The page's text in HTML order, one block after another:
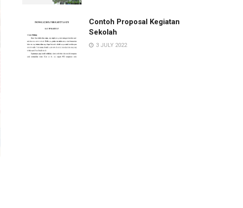
Contoh Proposal Kegiatan
Sekolah
3 JULY 2022